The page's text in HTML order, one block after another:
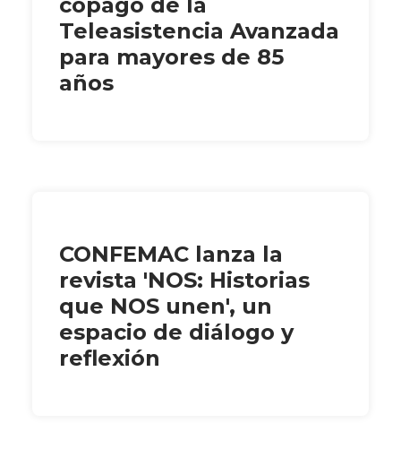
Teleasistencia Avanzada
para mayores de 85
años
CONFEMAC lanza la
revista 'NOS: Historias
que NOS unen', un
espacio de diálogo y
reflexión